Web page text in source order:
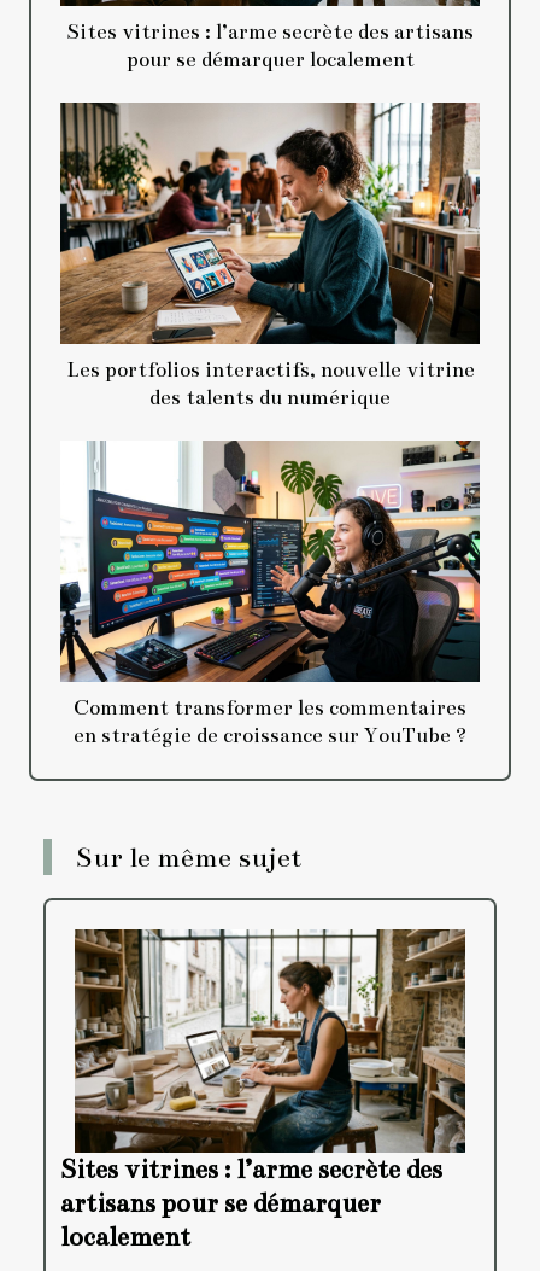
Sites vitrines : l’arme secrète des artisans
pour se démarquer localement
Les portfolios interactifs, nouvelle vitrine
des talents du numérique
Comment transformer les commentaires
en stratégie de croissance sur YouTube ?
Sur le même sujet
Sites vitrines : l’arme secrète des
artisans pour se démarquer
localement